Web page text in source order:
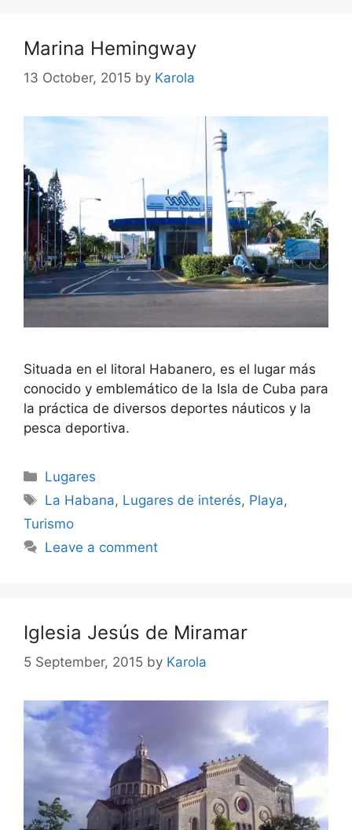
Marina Hemingway
13 October, 2015 by Karola
Situada en el litoral Habanero, es el lugar más
conocido y emblemático de la Isla de Cuba para
la práctica de diversos deportes náuticos y la
pesca deportiva.
Categories
Lugares
Tags
La Habana, Lugares de interés, Playa,
Turismo
Leave a comment
Iglesia Jesús de Miramar
5 September, 2015 by Karola